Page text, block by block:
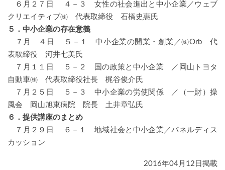
６月２７日 ４－３ 女性の社会進出と中小企業／ウェブ
クリエイティブ㈱ 代表取締役 石橋史惠氏
５．中小企業の存在意義
７月 ４日 ５－１ 中小企業の開業・創業／㈱Orb 代
表取締役 河井七美氏
７月１１日 ５－２ 国の政策と中小企業 ／岡山トヨタ
自動車㈱ 代表取締役社長 梶谷俊介氏
７月２５日 ５－３ 中小企業の労使関係 ／（一財）操
風会 岡山旭東病院 院長 土井章弘氏
６．提供講座のまとめ
７月２９日 ６－１ 地域社会と中小企業／パネルディス
カッション
2016年04月12日掲載